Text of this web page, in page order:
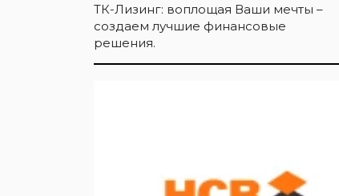
ТК-Лизинг: воплощая Ваши мечты –
создаем лучшие финансовые
решения.